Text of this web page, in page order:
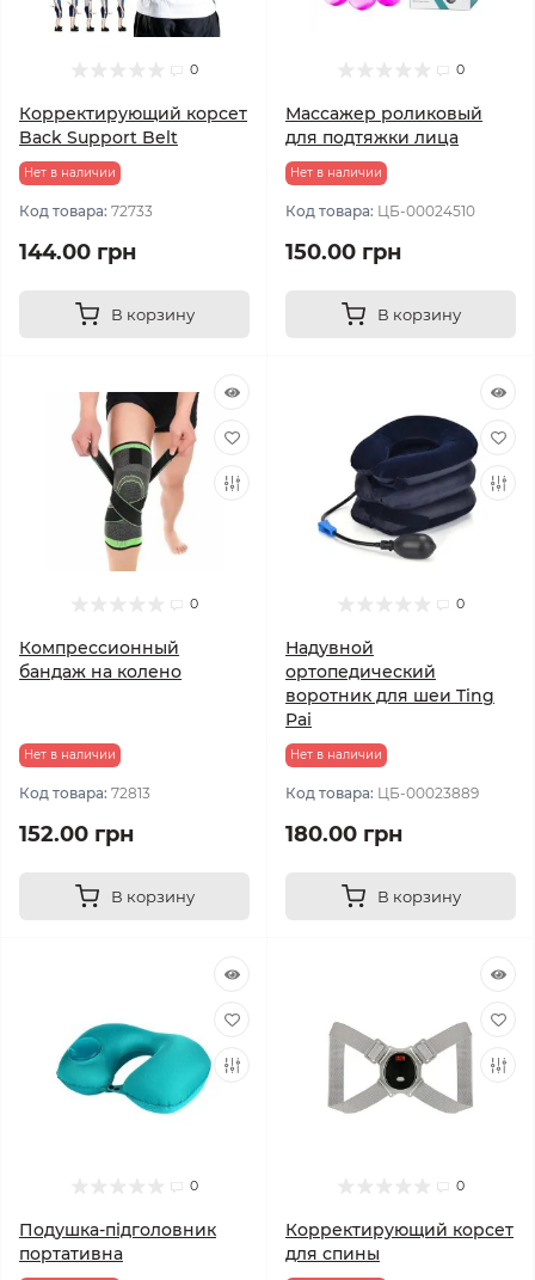
0
Корректирующий корсет
Back Support Belt
Нет в наличии
Код товара: 72733
144.00 грн
В корзину
0
Массажер роликовый
для подтяжки лица
Нет в наличии
Код товара: ЦБ-00024510
150.00 грн
В корзину
0
Компрессионный
бандаж на колено
Нет в наличии
Код товара: 72813
152.00 грн
В корзину
0
Надувной
ортопедический
воротник для шеи Ting
Pai
Нет в наличии
Код товара: ЦБ-00023889
180.00 грн
В корзину
0
Подушка-підголовник
портативна
0
Корректирующий корсет
для спины